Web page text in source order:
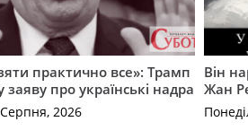
практично все»: Трамп
про українські надра
2026
Він
Жан